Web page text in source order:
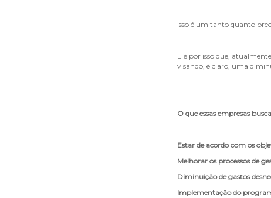
Isso é um tanto quanto
E é por isso que,
visando, é claro, uma
O que essas empresas
Estar de acordo com os
Melhorar os processos de
Diminuição de gastos
Implementação do